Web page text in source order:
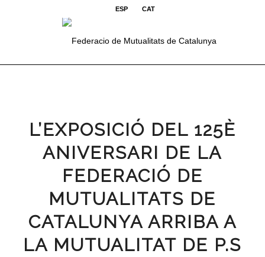
ESP CAT
L’EXPOSICIÓ DEL 125È
ANIVERSARI DE LA
FEDERACIÓ DE
MUTUALITATS DE
CATALUNYA ARRIBA A
LA MUTUALITAT DE P.S